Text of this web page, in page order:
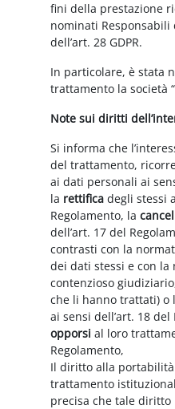
fini della prestazione
nominati
dell’art. 28 GDPR.
In particolare, è stata
trattamento la società
Note sui diritti
Si informa che
del trattamento,
ai dati personali ai
la rettificadegli stessi
Regolamento, la
dell’art. 17 del
contrasti con la
dei dati stessi e con la
contenzioso
che li hanno trattati) o
ai sensi dell’art. 18
opporsi al loro
Regolamento,
Il diritto alla
trattamento
precisa che tale